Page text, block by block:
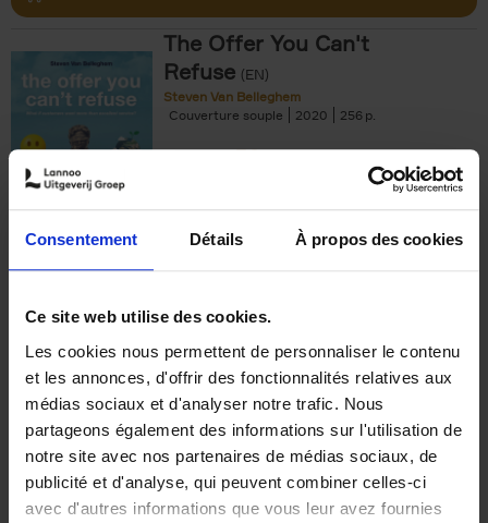
Consentement Détails À propos des cookies
Ce site web utilise des cookies.
Les cookies nous permettent de personnaliser le contenu
et les annonces, d'offrir des fonctionnalités relatives aux
médias sociaux et d'analyser notre trafic. Nous
partageons également des informations sur l'utilisation de
notre site avec nos partenaires de médias sociaux, de
publicité et d'analyse, qui peuvent combiner celles-ci
avec d'autres informations que vous leur avez fournies
The Offer You Can't
Refuse (EN)
Steven Van Belleghem
Couverture souple
2020 256
€37,50
Building Bonds = Building
Business
Jochen Roef Jozefien De Feyter
Carolien Boom
Couverture souple
2025 200
€29,99